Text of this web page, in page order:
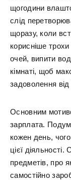
щогодини
слід
щоразу, коли
корисніше
очей, випити
кімнаті, щоб
задоволення від
Основним
зарплата.
кожен день,
цієї
предметів, про
самостійно